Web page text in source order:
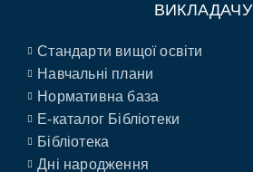
ВИКЛАДАЧУ
Стандарти вищої освіти
Навчальні плани
Нормативна база
E-каталог Бібліотеки
Бібліотека
Дні народження